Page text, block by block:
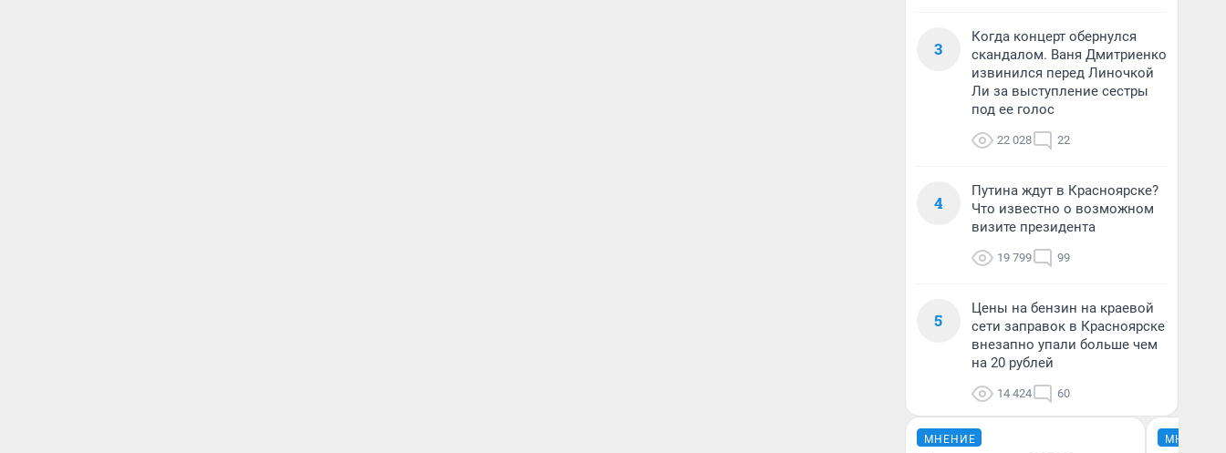
3
Когда концерт обернулся
скандалом. Ваня Дмитриенко
извинился перед Линочкой
Ли за выступление сестры
под ее голос
22 028 22
4
Путина ждут в Красноярске?
Что известно о возможном
визите президента
19 799 99
5
Цены на бензин на краевой
сети заправок в Красноярске
внезапно упали больше чем
на 20 рублей
14 424 60
МНЕНИЕ МНЕНИЕ